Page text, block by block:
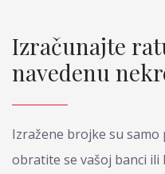
Izračunajte
navedenu
Izražene brojke su
obratite se vašoj banci ili